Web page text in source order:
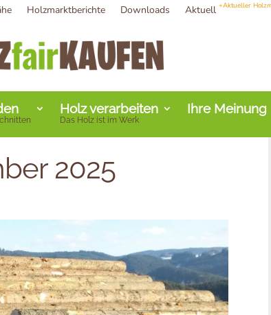
Holzmarktberichte Downloads Aktuell +Aktueller
Holz verarbeiten
Das Holz ist im Werk
Ihre Meinung
2025